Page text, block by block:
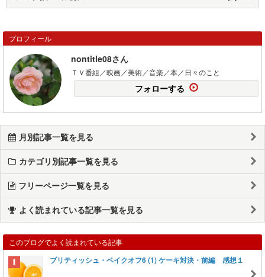
プロフィール
nontitle08さん
ＴＶ番組／映画／美術／音楽／本／日々のこと
フォローする
月別記事一覧を見る
カテゴリ別記事一覧を見る
フリーページ一覧を見る
よく読まれている記事一覧を見る
このブログでよく読まれている記事
ブリティッシュ・ベイクオフ6 (1) ケーキ対決・前編 感想１